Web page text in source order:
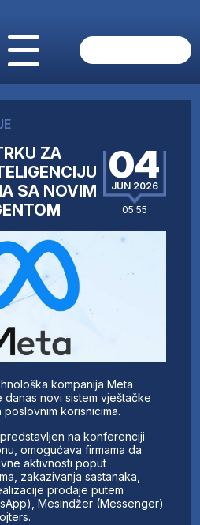
ZA
SA NOVIM
04
JUN 2026
05:55
kompanija Meta
danas novi sistem vještačke
korisnicima.
na konferenciji
omogućava firmama da
aktivnosti poput
zakazivanja sastanaka,
prodaje putem
Mesindžer (Messenger)